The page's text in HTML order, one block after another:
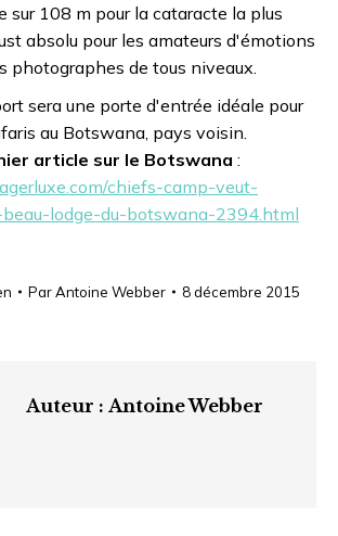
sur 108 m pour la cataracte la plus
absolu pour les amateurs d'émotions
photographes de tous niveaux.
sera une porte d'entrée idéale pour
au Botswana, pays voisin.
article sur le Botswana :
chiefs-camp-veut-
lodge-du-botswana-2394.html
ParAntoine Webber 8 décembre 2015
Auteur : Antoine Webber